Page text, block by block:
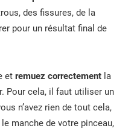
des fissures, de la
pour un résultat final de
et remuez correctement la
Pour cela, il faut utiliser un
n’avez rien de tout cela,
manche de votre pinceau,